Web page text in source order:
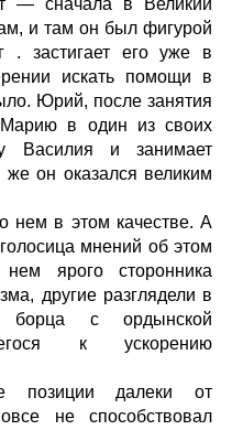
— сначала в Великий
и там он был фигурой
. застигает его уже в
искать помощи в
Юрий, после занятия
в один из своих
Василия и занимает
же он оказался великим
нем в этом качестве. А
мнений об этом
ярого сторонника
другие разглядели в
борца с ордынской
к ускорению
позиции далеки от
не способствовал